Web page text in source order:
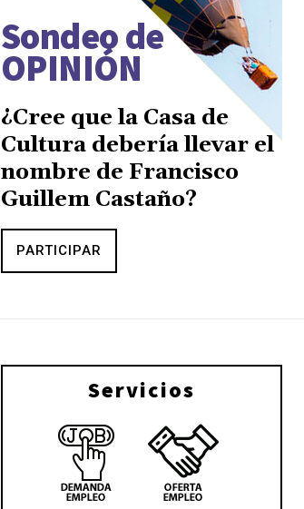
Sondeo de
OPINIÓN
¿Cree que la Casa de
Cultura debería llevar el
nombre de Francisco
Guillem Castaño?
PARTICIPAR
Servicios